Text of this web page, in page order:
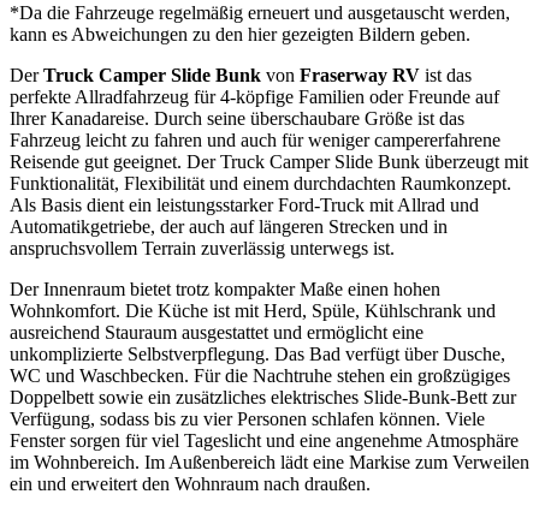
*Da die Fahrzeuge regelmäßig erneuert und ausgetauscht werden,
kann es Abweichungen zu den hier gezeigten Bildern geben.
DerTruck Camper Slide Bunk von Fraserway RV ist das
perfekte Allradfahrzeug für 4-köpfige Familien oder Freunde auf
Ihrer Kanadareise. Durch seine überschaubare Größe ist das
Fahrzeug leicht zu fahren und auch für weniger campererfahrene
Reisende gut geeignet. Der Truck Camper Slide Bunk überzeugt mit
Funktionalität, Flexibilität und einem durchdachten Raumkonzept.
Als Basis dient ein leistungsstarker Ford-Truck mit Allrad und
Automatikgetriebe, der auch auf längeren Strecken und in
anspruchsvollem Terrain zuverlässig unterwegs ist.
Der Innenraum bietet trotz kompakter Maße einen hohen
Wohnkomfort. Die Küche ist mit Herd, Spüle, Kühlschrank und
ausreichend Stauraum ausgestattet und ermöglicht eine
unkomplizierte Selbstverpflegung. Das Bad verfügt über Dusche,
WC und Waschbecken. Für die Nachtruhe stehen ein großzügiges
Doppelbett sowie ein zusätzliches elektrisches Slide-Bunk-Bett zur
Verfügung, sodass bis zu vier Personen schlafen können. Viele
Fenster sorgen für viel Tageslicht und eine angenehme Atmosphäre
im Wohnbereich. Im Außenbereich lädt eine Markise zum Verweilen
ein und erweitert den Wohnraum nach draußen.